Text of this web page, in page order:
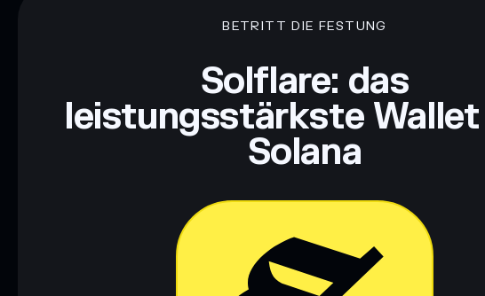
BETRITT DIE FESTUNG
Solflare: das
leistungsstärkste
Solana